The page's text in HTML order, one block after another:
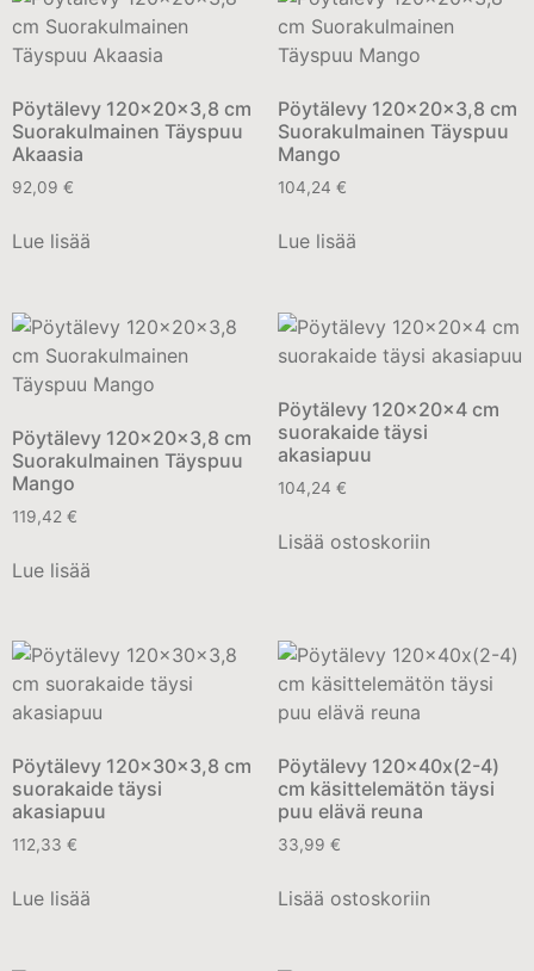
Pöytälevy 120x20x3,8 cm
Suorakulmainen Täyspuu
Akaasia
92,09 €
Lue lisää
Pöytälevy 120x20x3,8 cm
Suorakulmainen Täyspuu
Mango
104,24 €
Lue lisää
Pöytälevy 120x20x3,8 cm
Suorakulmainen Täyspuu
Mango
119,42 €
Lue lisää
Pöytälevy 120x20x4 cm
suorakaide täysi
akasiapuu
104,24 €
Lisää ostoskoriin
Pöytälevy 120x30x3,8 cm
suorakaide täysi
akasiapuu
112,33 €
Lue lisää
Pöytälevy 120x40x(2-4)
cm käsittelemätön täysi
puu elävä reuna
33,99 €
Lisää ostoskoriin